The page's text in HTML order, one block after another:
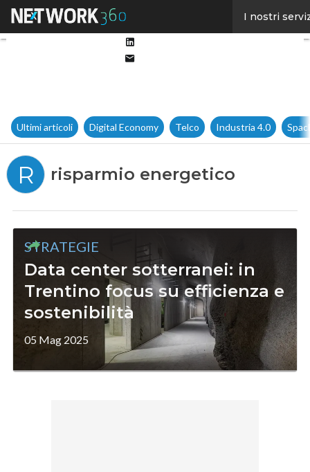
I nostri
Ultimi articoli Digital Economy Telco Industria 4.0
R risparmio energetico
STRATEGIE
Data center sotterranei: in
Trentino focus su efficienza e
sostenibilità
05 Mag 2025